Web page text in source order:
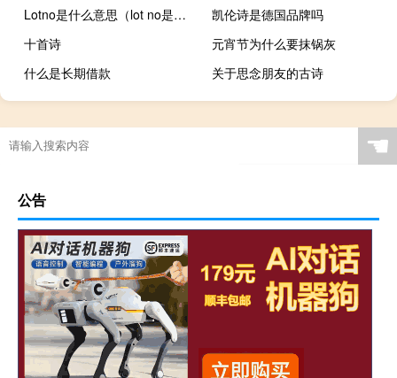
Lotno是什么意思（lot no是什么意思）
凯伦诗是德国品牌吗
十首诗
元宵节为什么要抹锅灰
什么是长期借款
关于思念朋友的古诗
☚
公告